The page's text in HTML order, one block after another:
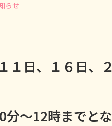
らせ
１日、１６日、
分～12時までとな